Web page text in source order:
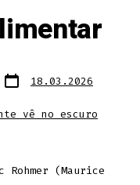
Data
do
18.03.2026
vê no escuro
(Maurice